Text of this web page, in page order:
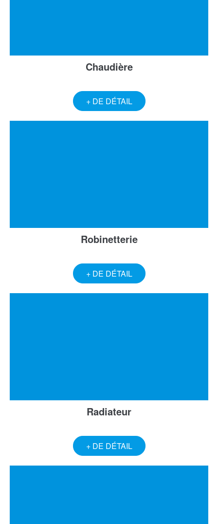
Chaudière
+ DE DÉTAIL
Robinetterie
+ DE DÉTAIL
Radiateur
+ DE DÉTAIL